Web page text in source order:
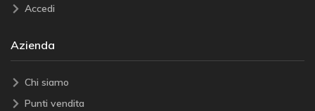
Accedi
Azienda
Chi siamo
Punti vendita